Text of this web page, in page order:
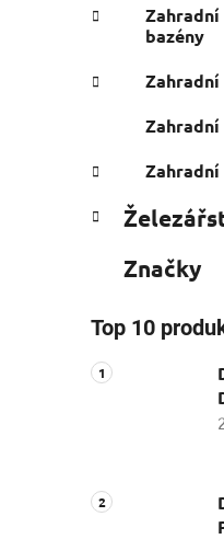
Zahradní
bazény
Značky
Top 10